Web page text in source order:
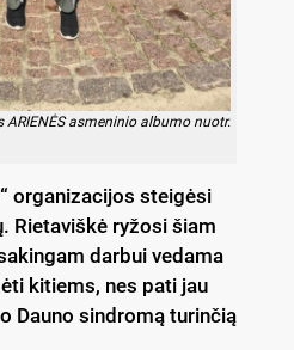
ARIENĖS asmeninio albumo nuotr.
organizacijos steigėsi
Rietaviškė ryžosi šiam
darbui vedama
kitiems, nes pati jau
Dauno sindromą turinčią